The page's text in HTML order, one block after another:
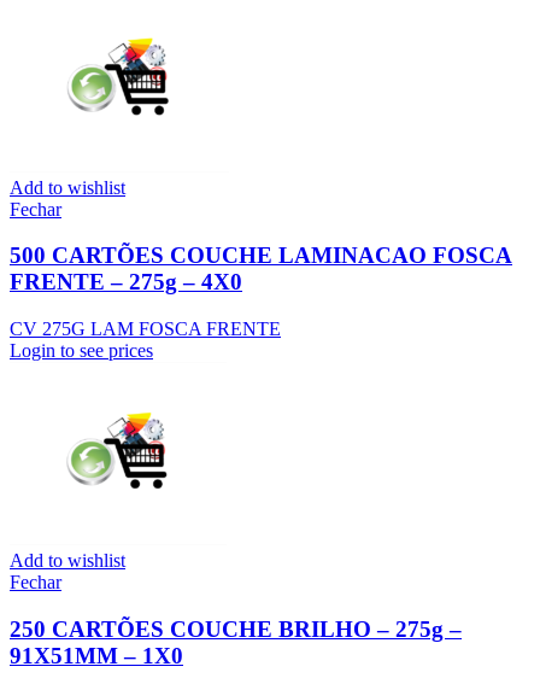
Add to wishlist
Fechar
500 CARTÕES COUCHE LAMINACAO FOSCA
FRENTE – 275g – 4X0
CV 275G LAM FOSCA FRENTE
Login to see prices
Add to wishlist
Fechar
250 CARTÕES COUCHE BRILHO – 275g –
91X51MM – 1X0